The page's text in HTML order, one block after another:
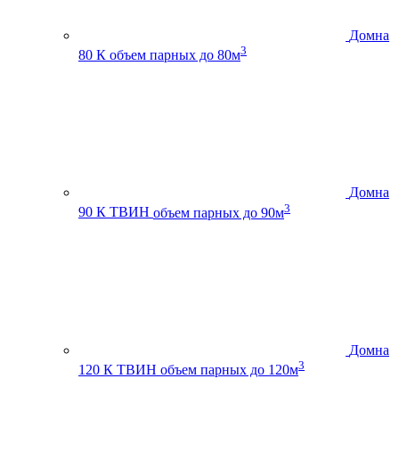
Домна
80 К объем парных до 80м3
Домна
90 К ТВИН объем парных до 90м3
Домна
120 К ТВИН объем парных до 120м3